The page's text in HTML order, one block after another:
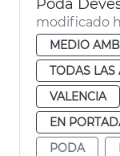
Poda
modificado
MEDIO
TODAS LAS
VALENCIA
EN
PODA